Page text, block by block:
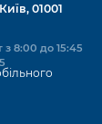
01001
з 8:00 до 15:45